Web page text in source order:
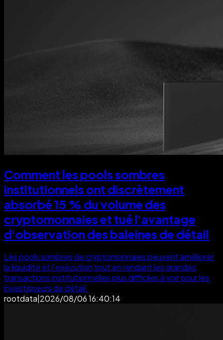
Comment les pools sombres
institutionnels ont discrètement
absorbé 15 % du volume des
cryptomonnaies et tué l'avantage
d'observation des baleines de détail
Les pools sombres de cryptomonnaies peuvent améliorer
la liquidité et l'exécution tout en rendant les grandes
transactions institutionnelles plus difficiles à voir pour les
investisseurs de détail.
rootdata|2026/08/06 16:40:14